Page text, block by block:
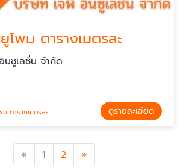
พม ตารางเมตรละ
ซูเลชั่น จำกัด
ตารางเมตรละ ดูรายละเอียด
« Previous
1 2 »